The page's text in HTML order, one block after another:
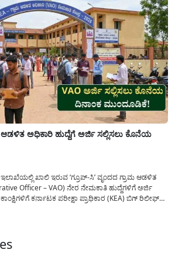
ಆಡಳಿತ ಅಧಿಕಾರಿ ಹುದ್ದೆಗೆ ಅರ್ಜಿ ಸಲ್ಲಿಸಲು ಕೊನೆಯ
ಖಾಲಿ ಇರುವ ‘ಗ್ರೂಪ್-ಸಿ’ ವೃಂದದ ಗ್ರಾಮ ಆಡಳಿತ
Officer – VAO) ನೇರ ನೇಮಕಾತಿ ಹುದ್ದೆಗಳಿಗೆ ಅರ್ಜಿ
ಕರ್ನಾಟಕ ಪರೀಕ್ಷಾ ಪ್ರಾಧಿಕಾರ (KEA) ಬಿಗ್ ರಿಲೀಫ್